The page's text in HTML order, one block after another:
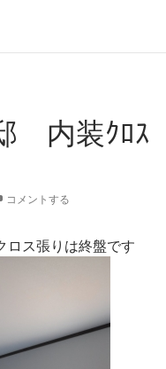
内装ｸﾛｽ
コメントする
ス張りは終盤です